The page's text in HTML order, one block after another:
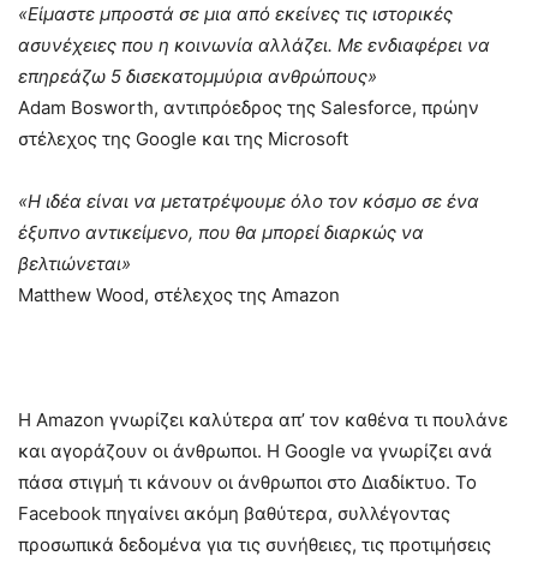
«Είμαστε μπροστά σε μια από εκείνες τις ιστορικές
ασυνέχειες που η κοινωνία αλλάζει. Με ενδιαφέρει να
επηρεάζω 5 δισεκατομμύρια ανθρώπους»
Adam Bosworth, αντιπρόεδρος της Salesforce, πρώην
στέλεχος της Google και της Microsoft
«Η ιδέα είναι να μετατρέψουμε όλο τον κόσμο σε ένα
έξυπνο αντικείμενο, που θα μπορεί διαρκώς να
βελτιώνεται»
Matthew Wood, στέλεχος της Amazon
Η Amazon γνωρίζει καλύτερα απ’ τον καθένα τι πουλάνε
και αγοράζουν οι άνθρωποι. Η Google να γνωρίζει ανά
πάσα στιγμή τι κάνουν οι άνθρωποι στο Διαδίκτυο. Το
Facebook πηγαίνει ακόμη βαθύτερα, συλλέγοντας
προσωπικά δεδομένα για τις συνήθειες, τις προτιμήσεις